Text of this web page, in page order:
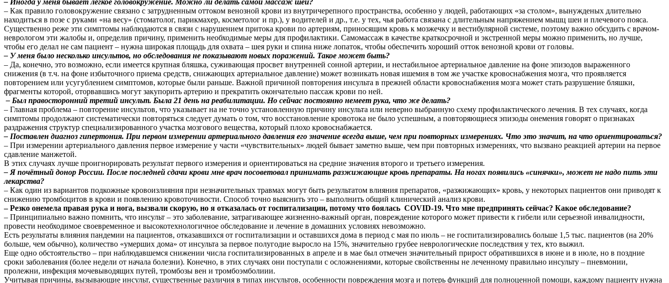
– Как правило головокружение связано с затрудненным оттоком венозной крови из внутричерепного пространства, особенно у людей, работающих «за столом», вынужденых длительно
находиться в позе с руками «на весу» (стоматолог, парикмахер, косметолог и пр.), у водителей и др., т.е. у тех, чья работа связана с длительным напряжением мышц шеи и плечевого пояса.
Существенно реже эти симптомы наблюдаются в связи с нарушением притока крови по артериям, приносящим кровь к мозжечку и вестибулярной системе, поэтому важно обсудить с врачом-
неврологом эти жалобы и, определив причину, применить необходимые меры для профилактики. Самомассаж в качестве краткосрочной и экстренной меры можно применить, но лучше,
чтобы его делал не сам пациент – нужна широкая площадь для охвата – шея руки и спина ниже лопаток, чтобы обеспечить хороший отток венозной крови от головы.
– У меня было несколько инсультов, но обследования не показывают новых поражений. Такое может быть?
– Да, конечно, это возможно, если имеется крупная бляшка, суживающая просвет внутренней сонной артерии, и нестабильное артериальное давление на фоне эпизодов выраженного
снижения (в т.ч. на фоне избыточного приема средств, снижающих артериальное давление) может возникать новая ишемия в том же участке кровоснабжения мозга, что проявляется
повторением или усугублением симптомов, которые были раньше. Важной причиной повторения инсульта в прежней области кровоснабжения мозга может стать разрушение бляшки,
фрагменты которой, оторвавшись могут закупорить артерию и прекратить окончательно пассаж крови по ней.
– Был правосторонний третий инсульт. Была 21 день на реабилитации. Но сейчас постоянно немеет рука, что же делать?
– Главная проблема – повторение инсультов, что указывает на не точно установленную причину инсульта или неверно выбранную схему профилактического лечения. В тех случаях, когда
симптомы продолжают систематически повторяться следует думать о том, что восстановление кровотока не было успешным, а повторяющиеся эпизоды онемения говорят о признаках
раздражения структур специализированного участка мозгового вещества, который плохо кровоснабжается.
– Поставлен диагноз гипертония. При первом измерении артериального давления его значение всегда выше, чем при повторных измерениях. Что это значит, на что ориентироваться?
– При измерении артериального давления первое измерение у части «чувствительных» людей бывает заметно выше, чем при повторных измерениях, что вызвано реакцией артерии на первое
сдавление манжетой.
В этих случаях лучше проигнорировать результат первого измерения и ориентироваться на средние значения второго и третьего измерения.
– Я почётный донор России. После последней сдачи крови мне врач посоветовал принимать разжижающие кровь препараты. На ногах появились «синячки», может не надо пить эти
лекарства?
– Как один из вариантов подкожные кровоизлияния при незначительных травмах могут быть результатом влияния препаратов, «разжижающих» кровь, у некоторых пациентов они приводят к
снижению тромбоцитов в крови и появлению кровоточивости. Способ точно выяснить это – выполнить общий клинический анализ крови.
– Резко онемела правая рука и нога, вызвали скорую, но я отказалась от госпитализации, потому что боялась COVID-19. Что мне предпринять сейчас? Какое обследование?
– Принципиально важно помнить, что инсульт – это заболевание, затрагивающее жизненно-важный орган, повреждение которого может привести к гибели или серьезной инвалидности,
провести необходимое своевременное и высокотехнологичное обследование и лечение в домашних условиях невозможно.
Есть результаты влияния пандемии на пациентов, отказавшихся от госпитализации и оставшихся дома в период с мая по июль – не госпитализировались больше 1,5 тыс. пациентов (на 20%
больше, чем обычно), количество «умерших дома» от инсульта за первое полугодие выросло на 15%, значительно грубее неврологические последствия у тех, кто выжил.
Еще одно обстоятельство – при наблюдавшемся снижении числа госпитализированных в апреле и в мае был отмечен значительный прирост обратившихся в июне и в июле, но в поздние
сроки заболевания (более недели от начала болезни). Конечно, в этих случаях они поступали с осложнениями, которые свойственны не леченному правильно инсульту – пневмонии,
пролежни, инфекция мочевыводящих путей, тромбозы вен и тромбоэмболиии.
Учитывая причины, вызывающие инсульт, существенные различия в типах инсультов, особенности повреждения мозга и потерь функций для полноценной помощи, каждому пациенту нужна